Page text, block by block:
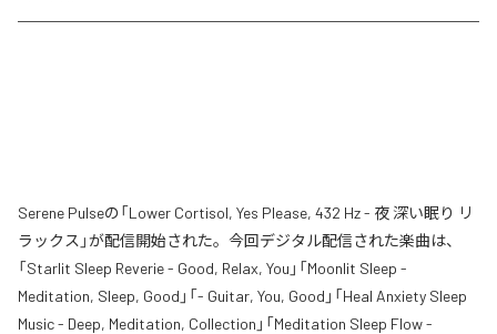
Serene Pulseの「Lower Cortisol, Yes Please, 432 Hz - 夜 深い眠り リ
ラックス」が配信開始された。今回デジタル配信された楽曲は、
「Starlit Sleep Reverie - Good, Relax, You」「Moonlit Sleep -
Meditation, Sleep, Good」「- Guitar, You, Good」「Heal Anxiety Sleep
Music - Deep, Meditation, Collection」「Meditation Sleep Flow -